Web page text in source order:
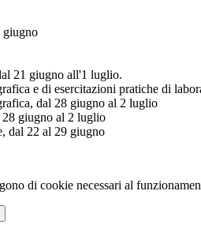
giugno
21 giugno all'1 luglio.
e di esercitazioni pratiche di
dal 28 giugno al 2 luglio
28 giugno al 2 luglio
dal 22 al 29 giugno
di cookie necessari al